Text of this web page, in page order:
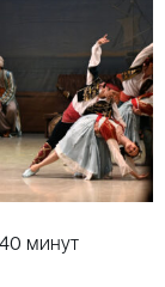
минут